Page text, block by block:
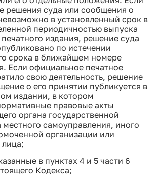
решения суда или сообщения о
в установленный срок в
периодичностью выпуска
издания, решение суда
по истечении
срока в ближайшем номере
Если официальное печатное
свою деятельность, решение
о его принятии публикуется в
издании, в котором
правовые акты
органа государственной
местного самоуправления, иного
организации или
в пунктах 4 и 5 части 6
Кодекса;